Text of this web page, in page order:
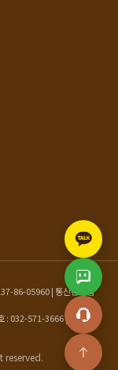
86-05960 | 통신판매업
: 032-571-3666 | 이메일 :